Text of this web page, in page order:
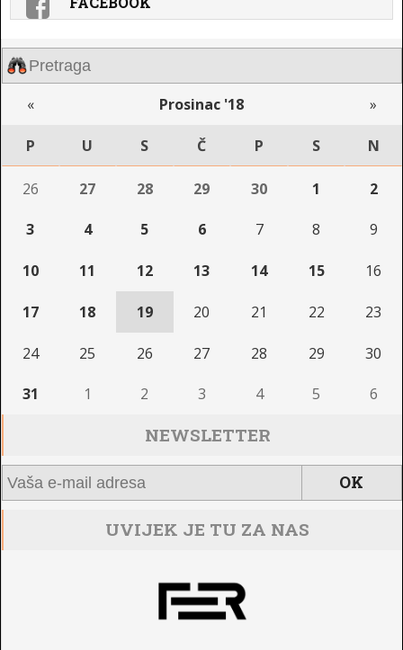
« Prosinac '18 »
P U S Č P S N
26 27 28 29 30 1 2
3 4 5 6 7 8 9
10 11 12 13 14 15 16
17 18 19 20 21 22 23
24 25 26 27 28 29 30
31 1 2 3 4 5 6
NEWSLETTER
UVIJEK JE TU ZA NAS